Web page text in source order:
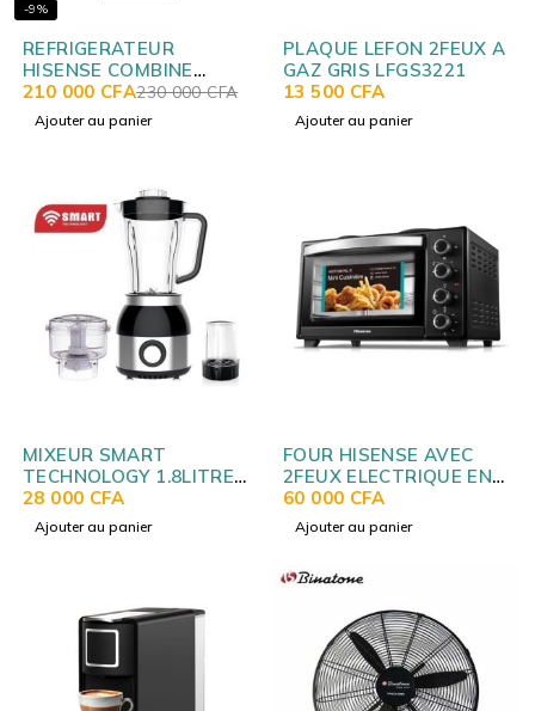
-9%
REFRIGERATEUR
HISENSE COMBINE
3TIROIRS 228L
RD29DC4SA
230 000CFA
210 000 CFA
Ajouter au panier
PLAQUE LEFON 2FEUX A
GAZ GRIS LFGS3221
13 500 CFA
Ajouter au panier
MIXEUR SMART
TECHNOLOGY 1.8LITRES
MULTIFONCTIONS STPE-
8032P
28 000 CFA
Ajouter au panier
FOUR HISENSE AVEC
2FEUX ELECTRIQUE EN
HAUT 28LITRES NOIR
H28TOBKPL16
60 000 CFA
Ajouter au panier